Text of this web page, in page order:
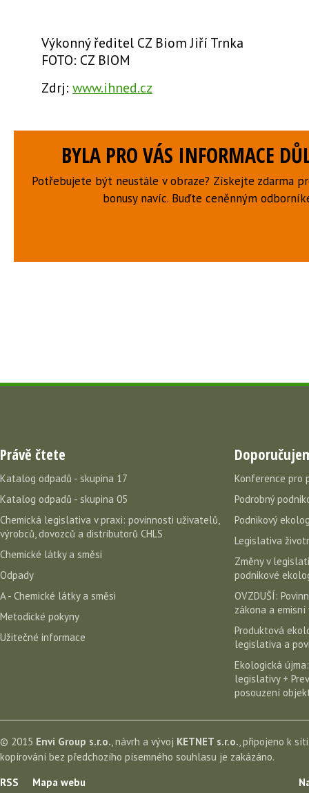
Výkonný ředitel CZ Biom Jiří Trnka
FOTO: CZ BIOM
Zdrj: www.ihned.cz
BYLA PRO VÁS INFORMACE
Potřebujete být neustále v obraze? Získejte zdarma
bonusy navíc. Buďte ceněnným
Právě čtete
Katalog odpadů - skupina 17
Katalog odpadů - skupina 05
Chemická legislativa v praxi: povinnosti uživatelů,
výrobců, dovozců a distributorů CHLS
Chemické látky a směsi
Odpady
A - Chemické látky a směsi
Metodické pokyny
Užitečné informace
Konference pro
Podrobný
Podnikový
Legislativa
Změny v
podnikové
OVZDUŠÍ:
zákona a emisní
Produktová
legislativa a
Ekologická
legislativy +
posouzení
© 2015 Envi Group s.r.o., návrh a vývoj KETNET s.r.o., připojeno k
kopírování bez předchozího písemného souhlasu je zakázáno.
RSS
Mapa webu